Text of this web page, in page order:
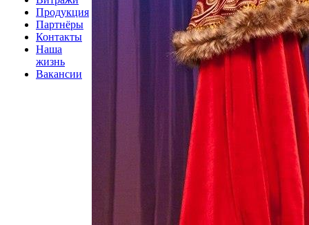
Продукция
Партнёры
Контакты
Наша
жизнь
Вакансии